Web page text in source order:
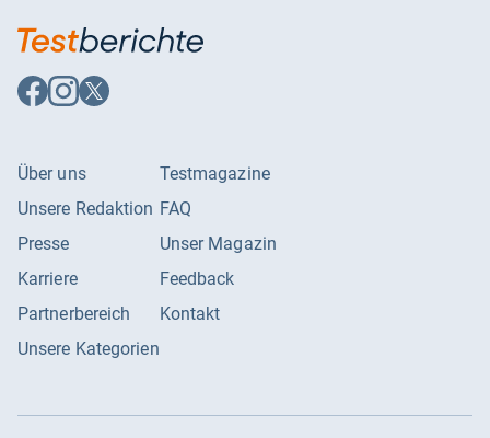
Auf
Facebook
Auf
Instagram
Auf
X
Über uns
Unsere Redaktion
Presse
Karriere
Partnerbereich
Unsere Kategorien
Testmagazine
FAQ
Unser Magazin
Feedback
Kontakt